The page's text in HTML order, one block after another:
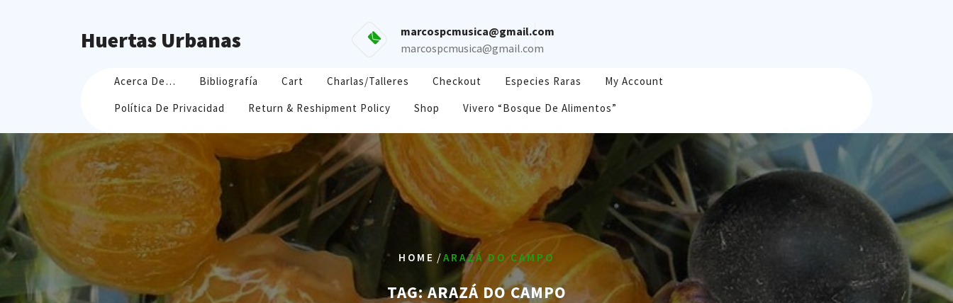
Huertas Urbanas
marcospcmusica@gmail.com
marcospcmusica@gmail.com
Acerca De… Bibliografía Cart Charlas/Talleres Checkout Especies Raras
My Account
Política De Privacidad
Return & Reshipment Policy Shop Vivero “Bosque De Alimentos”
HOME /ARAZÁ DO CAMPO
TAG:ARAZÁ DO CAMPO